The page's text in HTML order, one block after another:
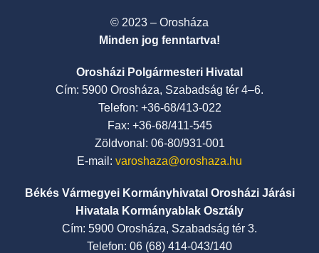
© 2023 – Orosháza
Minden jog fenntartva!
Orosházi Polgármesteri Hivatal
Cím: 5900 Orosháza, Szabadság tér 4–6.
Telefon: +36-68/413-022
Fax: +36-68/411-545
Zöldvonal: 06-80/931-001
E-mail: varoshaza@oroshaza.hu
Békés Vármegyei Kormányhivatal Orosházi Járási
Hivatala Kormányablak Osztály
Cím: 5900 Orosháza, Szabadság tér 3.
Telefon: 06 (68) 414-043/140